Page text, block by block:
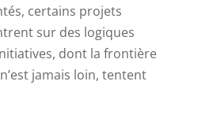
certains projets
sur des logiques
dont la frontière
jamais loin, tentent